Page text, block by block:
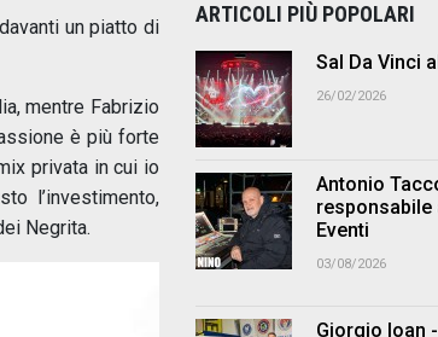
un piatto di
mentre Fabrizio
è più forte
privata in cui io
l’investimento,
Negrita.
ARTICOLI PIÙ POPOLARI
Sal Da Vinci
26/02/2026
Antonio
responsabile
Eventi
03/08/2026
Giorgio Ioan